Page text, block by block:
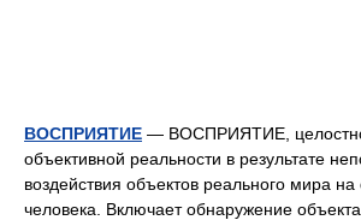
ВОСПРИЯТИЕ — ВОСПРИЯТИЕ,
объективной реальности в результате
воздействия объектов реального мира на
человека. Включает обнаружение объекта